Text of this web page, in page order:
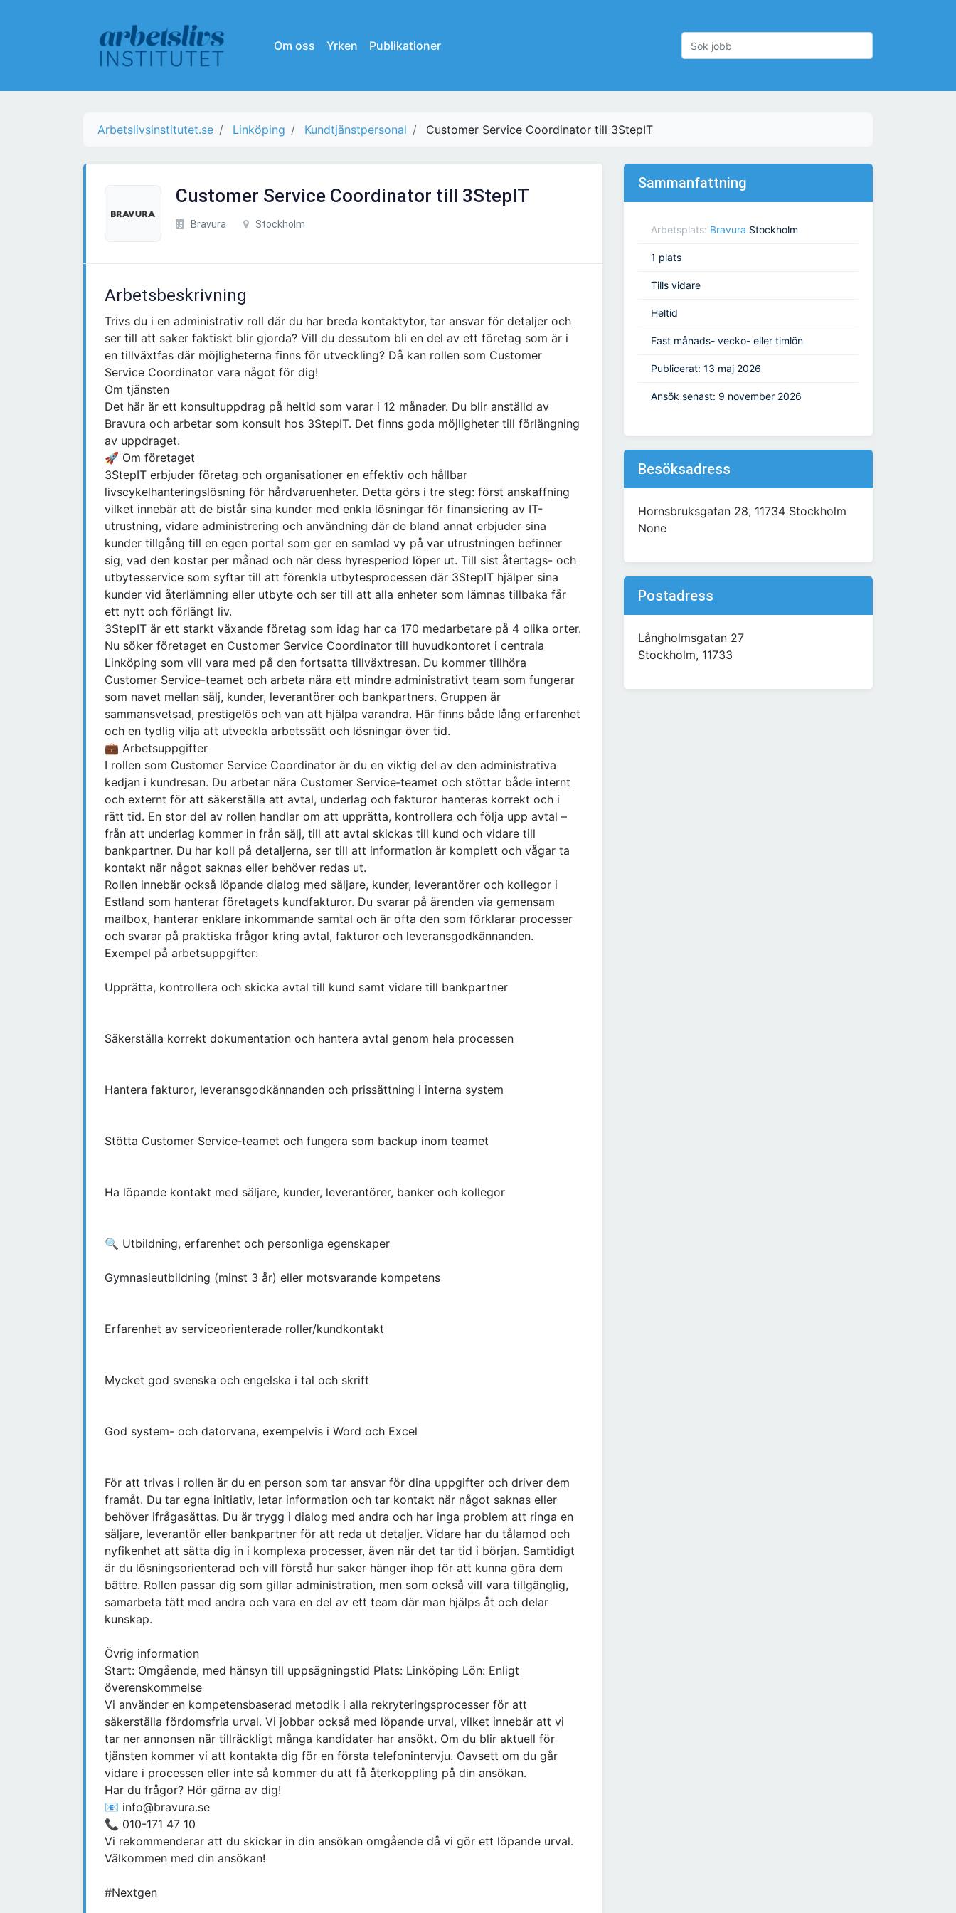
Om oss Yrken Publikationer
Arbetslivsinstitutet.se Linköping Kundtjänstpersonal Customer Service Coordinator till 3StepIT
Customer Service Coordinator till 3StepIT
Bravura Stockholm
Arbetsbeskrivning
Trivs du i en administrativ roll där du har breda kontaktytor, tar ansvar för detaljer och
ser till att saker faktiskt blir gjorda? Vill du dessutom bli en del av ett företag som är i
en tillväxtfas där möjligheterna finns för utveckling? Då kan rollen som Customer
Service Coordinator vara något för dig!
Om tjänsten
Det här är ett konsultuppdrag på heltid som varar i 12 månader. Du blir anställd av
Bravura och arbetar som konsult hos 3StepIT. Det finns goda möjligheter till förlängning
av uppdraget.
🚀 Om företaget
3StepIT erbjuder företag och organisationer en effektiv och hållbar
livscykelhanteringslösning för hårdvaruenheter. Detta görs i tre steg: först anskaffning
vilket innebär att de bistår sina kunder med enkla lösningar för finansiering av IT-
utrustning, vidare administrering och användning där de bland annat erbjuder sina
kunder tillgång till en egen portal som ger en samlad vy på var utrustningen befinner
sig, vad den kostar per månad och när dess hyresperiod löper ut. Till sist återtags- och
utbytesservice som syftar till att förenkla utbytesprocessen där 3StepIT hjälper sina
kunder vid återlämning eller utbyte och ser till att alla enheter som lämnas tillbaka får
ett nytt och förlängt liv.
3StepIT är ett starkt växande företag som idag har ca 170 medarbetare på 4 olika orter.
Nu söker företaget en Customer Service Coordinator till huvudkontoret i centrala
Linköping som vill vara med på den fortsatta tillväxtresan. Du kommer tillhöra
Customer Service-teamet och arbeta nära ett mindre administrativt team som fungerar
som navet mellan sälj, kunder, leverantörer och bankpartners. Gruppen är
sammansvetsad, prestigelös och van att hjälpa varandra. Här finns både lång erfarenhet
och en tydlig vilja att utveckla arbetssätt och lösningar över tid.
💼 Arbetsuppgifter
I rollen som Customer Service Coordinator är du en viktig del av den administrativa
kedjan i kundresan. Du arbetar nära Customer Service‑teamet och stöttar både internt
och externt för att säkerställa att avtal, underlag och fakturor hanteras korrekt och i
rätt tid. En stor del av rollen handlar om att upprätta, kontrollera och följa upp avtal –
från att underlag kommer in från sälj, till att avtal skickas till kund och vidare till
bankpartner. Du har koll på detaljerna, ser till att information är komplett och vågar ta
kontakt när något saknas eller behöver redas ut.
Rollen innebär också löpande dialog med säljare, kunder, leverantörer och kollegor i
Estland som hanterar företagets kundfakturor. Du svarar på ärenden via gemensam
mailbox, hanterar enklare inkommande samtal och är ofta den som förklarar processer
och svarar på praktiska frågor kring avtal, fakturor och leveransgodkännanden.
Exempel på arbetsuppgifter:
Upprätta, kontrollera och skicka avtal till kund samt vidare till bankpartner
Säkerställa korrekt dokumentation och hantera avtal genom hela processen
Hantera fakturor, leveransgodkännanden och prissättning i interna system
Stötta Customer Service‑teamet och fungera som backup inom teamet
Ha löpande kontakt med säljare, kunder, leverantörer, banker och kollegor
🔍 Utbildning, erfarenhet och personliga egenskaper
Gymnasieutbildning (minst 3 år) eller motsvarande kompetens
Erfarenhet av serviceorienterade roller/kundkontakt
Mycket god svenska och engelska i tal och skrift
God system- och datorvana, exempelvis i Word och Excel
För att trivas i rollen är du en person som tar ansvar för dina uppgifter och driver dem
framåt. Du tar egna initiativ, letar information och tar kontakt när något saknas eller
behöver ifrågasättas. Du är trygg i dialog med andra och har inga problem att ringa en
säljare, leverantör eller bankpartner för att reda ut detaljer. Vidare har du tålamod och
nyfikenhet att sätta dig in i komplexa processer, även när det tar tid i början. Samtidigt
är du lösningsorienterad och vill förstå hur saker hänger ihop för att kunna göra dem
bättre. Rollen passar dig som gillar administration, men som också vill vara tillgänglig,
samarbeta tätt med andra och vara en del av ett team där man hjälps åt och delar
kunskap.
Övrig information
Start: Omgående, med hänsyn till uppsägningstid Plats: Linköping Lön: Enligt
överenskommelse
Vi använder en kompetensbaserad metodik i alla rekryteringsprocesser för att
säkerställa fördomsfria urval. Vi jobbar också med löpande urval, vilket innebär att vi
tar ner annonsen när tillräckligt många kandidater har ansökt. Om du blir aktuell för
tjänsten kommer vi att kontakta dig för en första telefonintervju. Oavsett om du går
vidare i processen eller inte så kommer du att få återkoppling på din ansökan.
Har du frågor? Hör gärna av dig!
📧 info@bravura.se
📞 010-171 47 10
Vi rekommenderar att du skickar in din ansökan omgående då vi gör ett löpande urval.
Välkommen med din ansökan!
#Nextgen
Sammanfattning
Arbetsplats: Bravura Stockholm
1 plats
Tills vidare
Heltid
Fast månads- vecko- eller timlön
Publicerat: 13 maj 2026
Ansök senast: 9 november 2026
Besöksadress
Hornsbruksgatan 28, 11734 Stockholm
None
Postadress
Långholmsgatan 27
Stockholm, 11733